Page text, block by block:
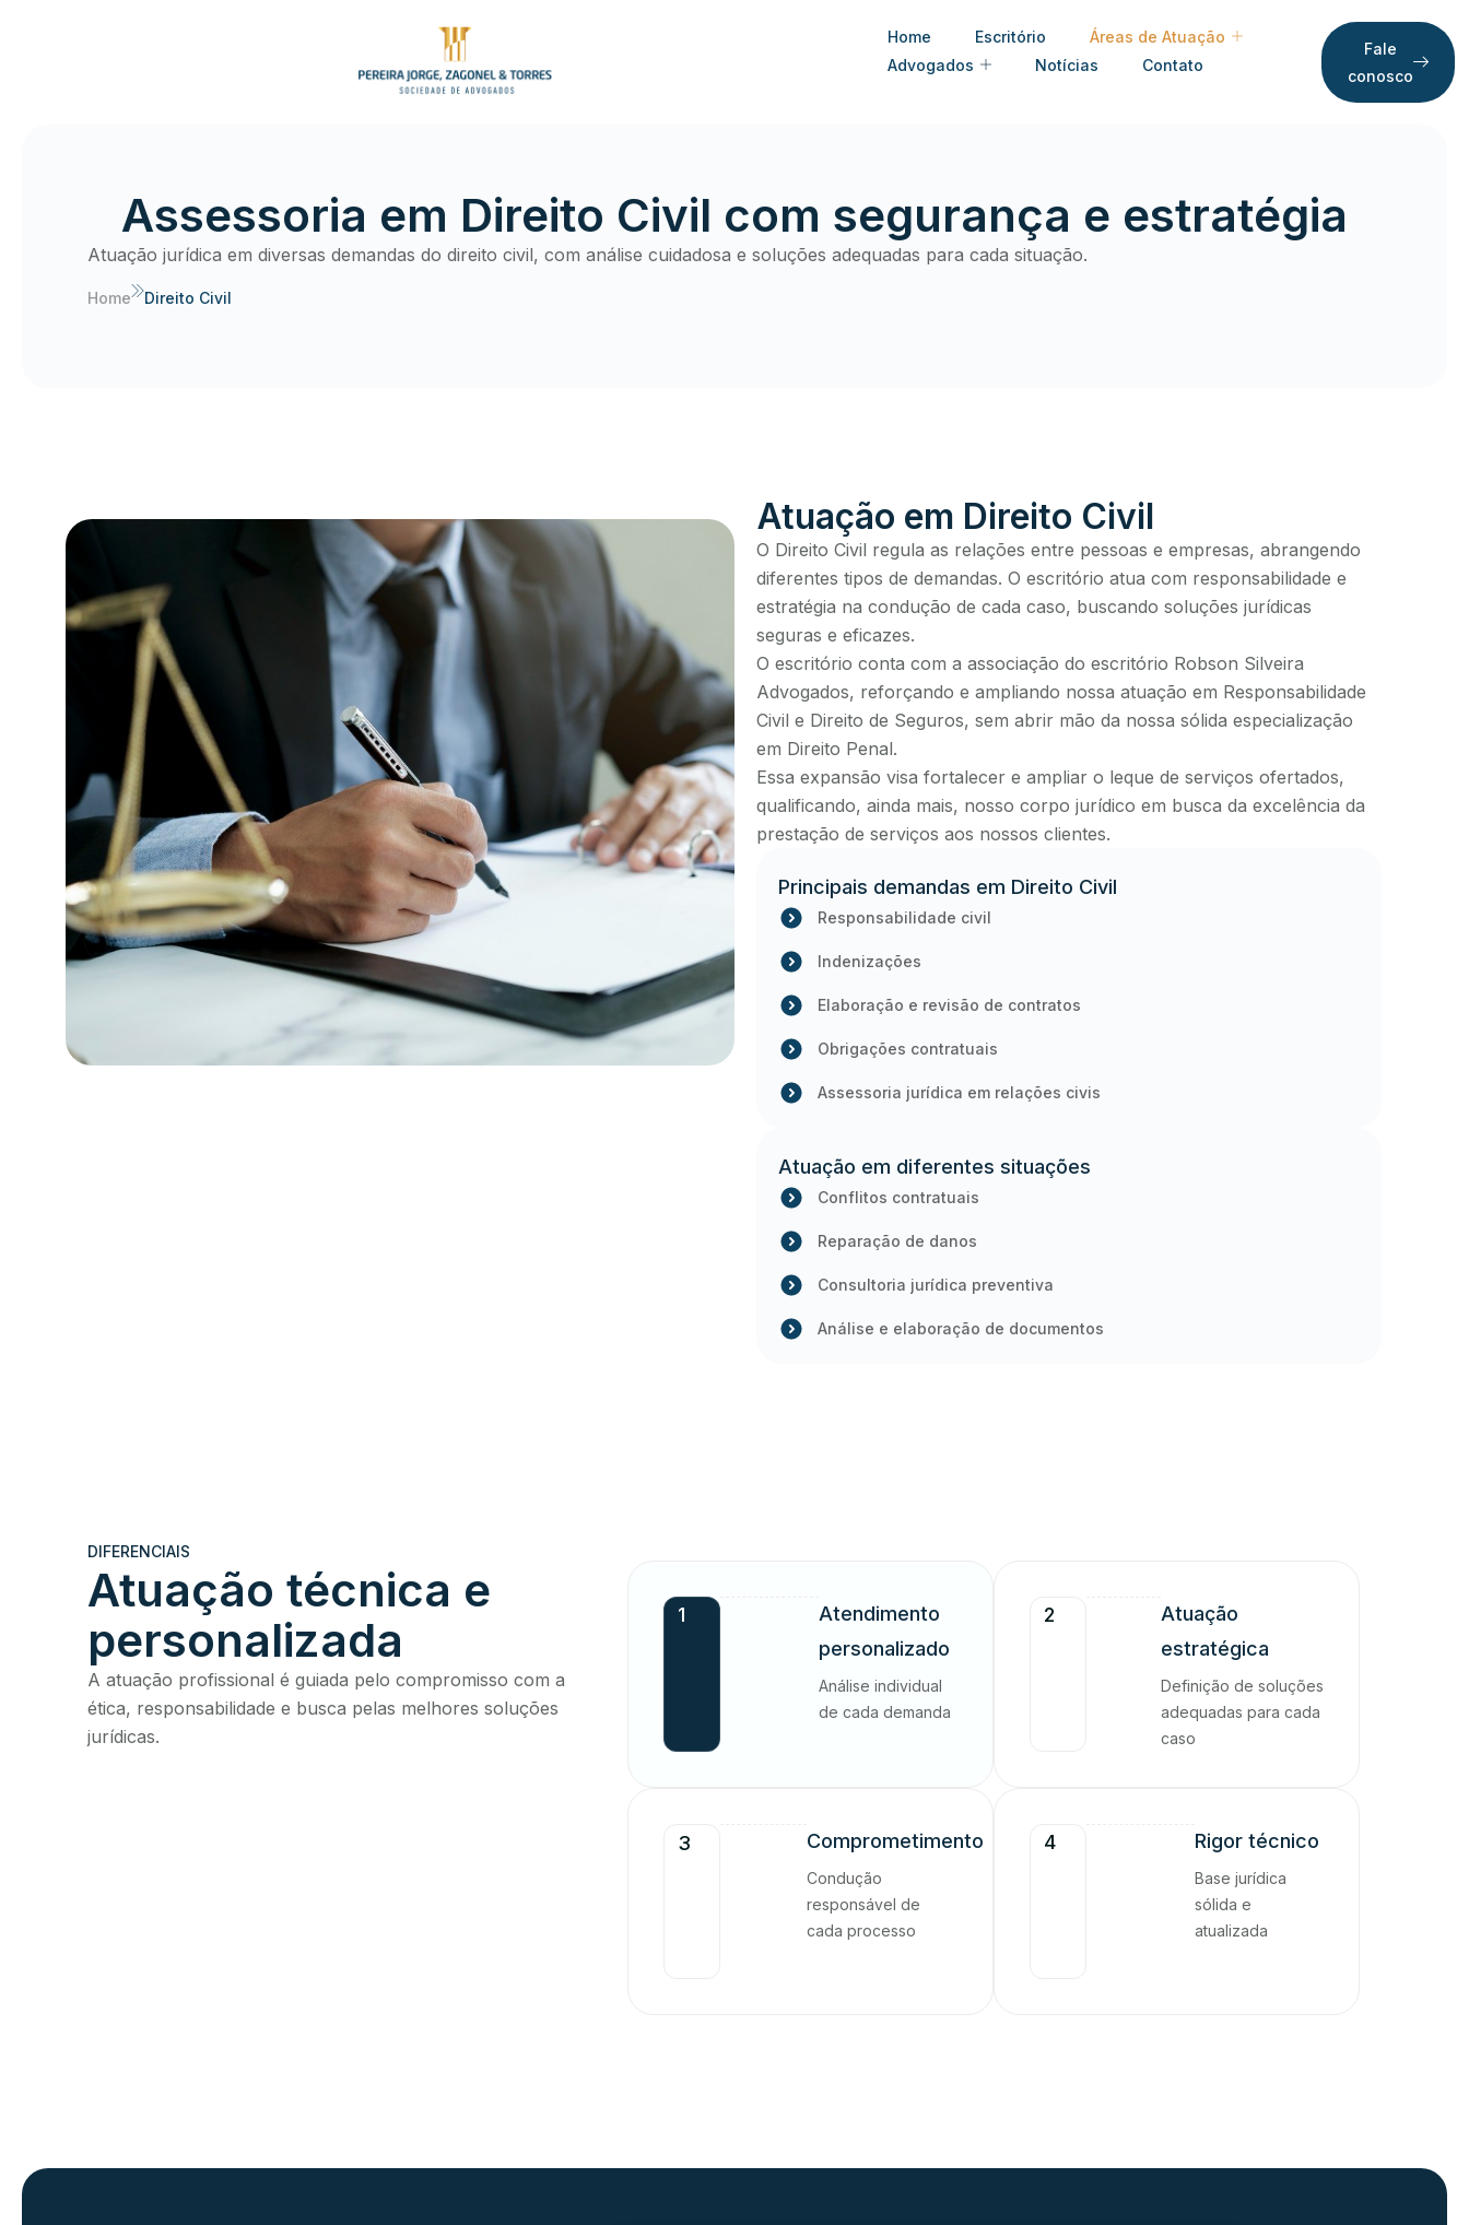
Home Escritório
Áreas de Atuação
Advogados
Notícias Contato
Fale
conosco
Assessoria em Direito Civil com segurança e estratégia
Atuação jurídica em diversas demandas do direito civil, com análise cuidadosa e soluções adequadas para cada situação.
Home Direito Civil
Atuação em Direito Civil
O Direito Civil regula as relações entre pessoas e empresas, abrangendo
diferentes tipos de demandas. O escritório atua com responsabilidade e
estratégia na condução de cada caso, buscando soluções jurídicas
seguras e eficazes.
O escritório conta com a associação do escritório Robson Silveira
Advogados, reforçando e ampliando nossa atuação em Responsabilidade
Civil e Direito de Seguros, sem abrir mão da nossa sólida especialização
em Direito Penal.
Essa expansão visa fortalecer e ampliar o leque de serviços ofertados,
qualificando, ainda mais, nosso corpo jurídico em busca da excelência da
prestação de serviços aos nossos clientes.
Principais demandas em Direito Civil
Responsabilidade civil
Indenizações
Elaboração e revisão de contratos
Obrigações contratuais
Assessoria jurídica em relações civis
Atuação em diferentes situações
Conflitos contratuais
Reparação de danos
Consultoria jurídica preventiva
Análise e elaboração de documentos
DIFERENCIAIS
Atuação técnica e
personalizada
A atuação profissional é guiada pelo compromisso com a
ética, responsabilidade e busca pelas melhores soluções
jurídicas.
1
Atendimento
personalizado
Análise individual
de cada demanda
2
Atuação
estratégica
Definição de soluções
adequadas para cada
caso
3 Comprometimento
Condução
responsável de
cada processo
4 Rigor técnico
Base jurídica
sólida e
atualizada